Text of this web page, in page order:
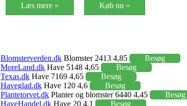
Læs mere » Køb nu »
Blomsterverden.dk Blomster 2413 4,85
Besøg
MoreLand.dk Have 5148 4,65
Besøg
Texas.dk Have 7169 4,65
Besøg
Haveglad.dk Have 120 4,6
Besøg
Plantetorvet.dk Planter og blomster 6440 4,45
Besøg
HaveHandel.dk Have 20 4,1
Besøg